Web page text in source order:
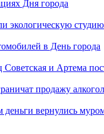
Дня города
экологическую
в День города
и Артема
продажу
вернулись